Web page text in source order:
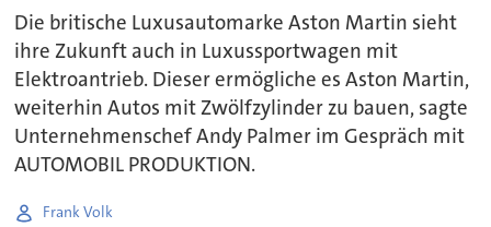
Die britische Luxusautomarke Aston Martin sieht
ihre Zukunft auch in Luxussportwagen mit
Elektroantrieb. Dieser ermögliche es Aston Martin,
weiterhin Autos mit Zwölfzylinder zu bauen, sagte
Unternehmenschef Andy Palmer im Gespräch mit
AUTOMOBIL PRODUKTION.
Frank Volk